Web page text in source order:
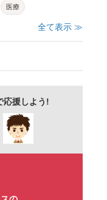
医療
全て表示 ≫
応援しよう!